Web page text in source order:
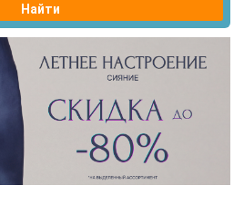
Найти